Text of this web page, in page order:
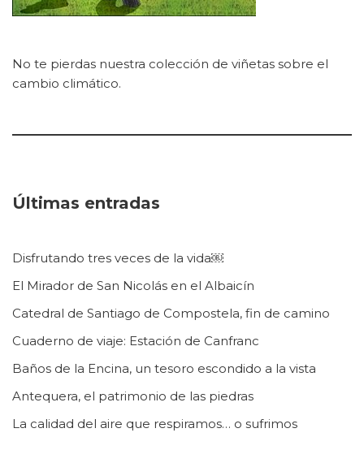
No te pierdas nuestra colección de viñetas sobre el
cambio climático.
Últimas entradas
Disfrutando tres veces de la vida￼
El Mirador de San Nicolás en el Albaicín
Catedral de Santiago de Compostela, fin de camino
Cuaderno de viaje: Estación de Canfranc
Baños de la Encina, un tesoro escondido a la vista
Antequera, el patrimonio de las piedras
La calidad del aire que respiramos… o sufrimos